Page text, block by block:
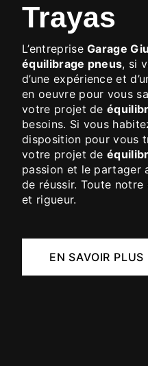
Trayas
L’entrepriseGarage
équilibrage pneus, si
d’une expérience et
en oeuvre pour vous
votre projet de
besoins. Si vous
disposition pour vous
votre projet de
passion et le partager
de réussir. Toute
et rigueur.
EN SAVOIR PLUS